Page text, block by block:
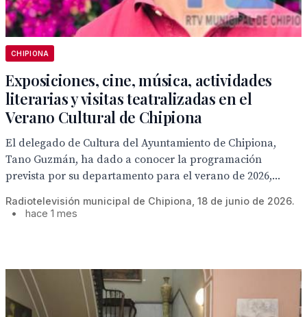
CHIPIONA
Exposiciones, cine, música, actividades
literarias y visitas teatralizadas en el
Verano Cultural de Chipiona
El delegado de Cultura del Ayuntamiento de Chipiona,
Tano Guzmán, ha dado a conocer la programación
prevista por su departamento para el verano de 2026,...
Radiotelevisión municipal de Chipiona, 18 de junio de 2026.
•
hace 1 mes